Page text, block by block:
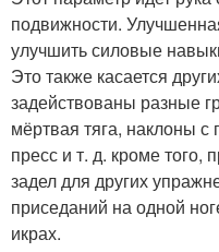
подвижности.
улучшить силовые
Это также касается
задействованы разные
мёртвая тяга, наклоны
пресс и т. д. кроме того,
задел для других
приседаний на одной
икрах.